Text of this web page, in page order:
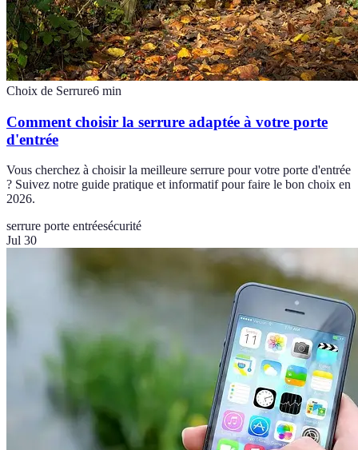
Choix de Serrure6 min
Comment choisir la serrure adaptée à votre porte
d'entrée
Vous cherchez à choisir la meilleure serrure pour votre porte d'entrée
? Suivez notre guide pratique et informatif pour faire le bon choix en
2026.
serrure porte entréesécurité
Jul 30